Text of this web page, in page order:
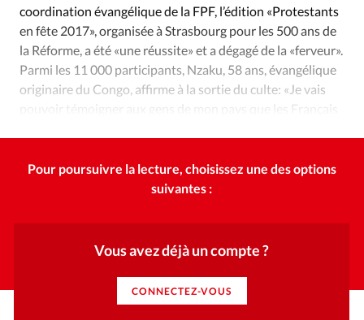
RUBRIQUES
Tous les articles
Actualité chrétienne
Actualité internationale
Chronique
Culture
Dossier
Eglises Foi Génération réveil
Monde
Opinions
Publireportage
Relations Aujourd'hui
coordination évangélique de la FPF, l’édition «Protestants
en fête 2017», organisée à Strasbourg pour les 500 ans de
la Réforme, a été «une réussite» et a dégagé de la «ferveur».
Parmi les 11 000 participants, Nzaku, 58 ans, évangélique
originaire du Congo, affirme à la sortie du culte: «Je vais
pouvoir témoigner aux gens de mon pays que les Français
Pour poursuivre la lecture, choisissez une des options
suivantes :
Vous avez déjà un compte ?
CONNECTEZ-VOUS